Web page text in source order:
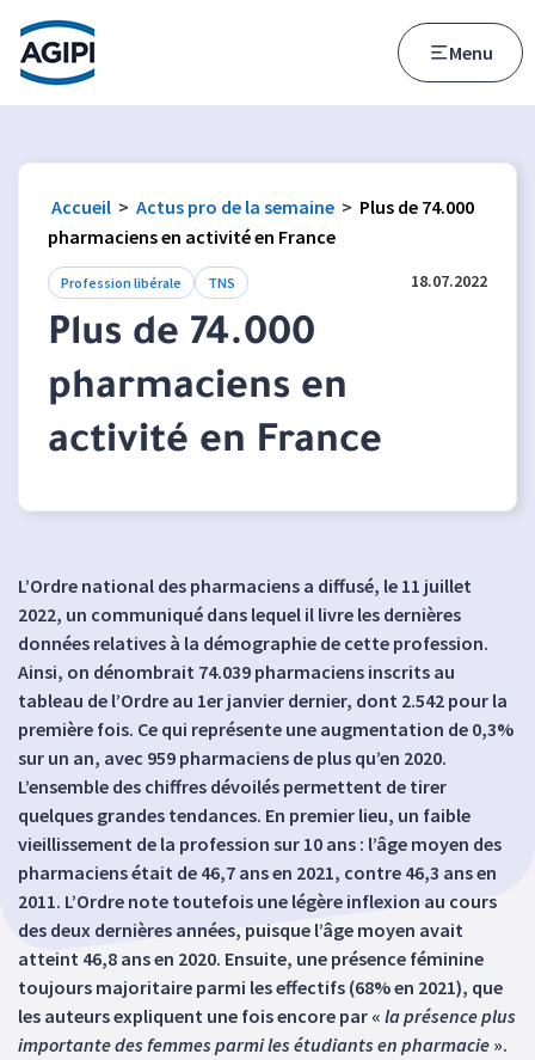
Accès au menu
Accès au contenu principal
Menu
Accueil > Actus pro de la semaine > Plus de 74.000
pharmaciens en activité en France
Profession libérale TNS 18.07.2022
Plus de 74.000
pharmaciens en
activité en France
L’Ordre national des pharmaciens a diffusé, le 11 juillet
2022, un communiqué dans lequel il livre les dernières
données relatives à la démographie de cette profession.
Ainsi, on dénombrait 74.039 pharmaciens inscrits au
tableau de l’Ordre au 1er janvier dernier, dont 2.542 pour la
première fois. Ce qui représente une augmentation de 0,3%
sur un an, avec 959 pharmaciens de plus qu’en 2020.
L’ensemble des chiffres dévoilés permettent de tirer
quelques grandes tendances. En premier lieu, un faible
vieillissement de la profession sur 10 ans : l’âge moyen des
pharmaciens était de 46,7 ans en 2021, contre 46,3 ans en
2011. L’Ordre note toutefois une légère inflexion au cours
des deux dernières années, puisque l’âge moyen avait
atteint 46,8 ans en 2020. Ensuite, une présence féminine
toujours majoritaire parmi les effectifs (68% en 2021), que
les auteurs expliquent une fois encore par « la présence plus
importante des femmes parmi les étudiants en pharmacie ».